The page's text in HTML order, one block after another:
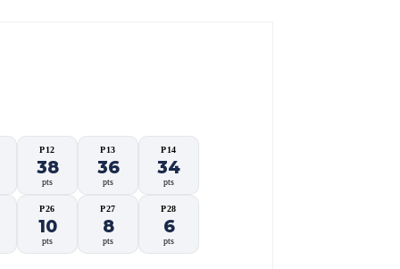
P12
38
pts
P13
36
pts
P14
34
pts
P26
10
pts
P27
8
pts
P28
6
pts